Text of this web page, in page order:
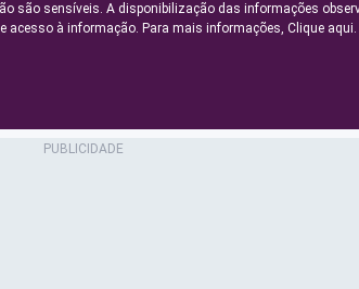
são sensíveis. A disponibilização das informações
acesso à informação. Para mais informações, Clique aqui.